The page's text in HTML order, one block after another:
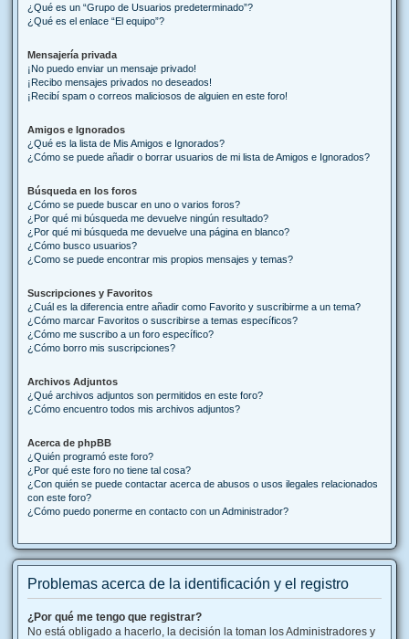
¿Qué es un “Grupo de Usuarios predeterminado”?
¿Qué es el enlace “El equipo”?
Mensajería privada
¡No puedo enviar un mensaje privado!
¡Recibo mensajes privados no deseados!
¡Recibí spam o correos maliciosos de alguien en este foro!
Amigos e Ignorados
¿Qué es la lista de Mis Amigos e Ignorados?
¿Cómo se puede añadir o borrar usuarios de mi lista de Amigos e Ignorados?
Búsqueda en los foros
¿Cómo se puede buscar en uno o varios foros?
¿Por qué mi búsqueda me devuelve ningún resultado?
¿Por qué mi búsqueda me devuelve una página en blanco?
¿Cómo busco usuarios?
¿Como se puede encontrar mis propios mensajes y temas?
Suscripciones y Favoritos
¿Cuál es la diferencia entre añadir como Favorito y suscribirme a un tema?
¿Cómo marcar Favoritos o suscribirse a temas específicos?
¿Cómo me suscribo a un foro específico?
¿Cómo borro mis suscripciones?
Archivos Adjuntos
¿Qué archivos adjuntos son permitidos en este foro?
¿Cómo encuentro todos mis archivos adjuntos?
Acerca de phpBB
¿Quién programó este foro?
¿Por qué este foro no tiene tal cosa?
¿Con quién se puede contactar acerca de abusos o usos ilegales relacionados
con este foro?
¿Cómo puedo ponerme en contacto con un Administrador?
Problemas acerca de la identificación y el registro
¿Por qué me tengo que registrar?
No está obligado a hacerlo, la decisión la toman los Administradores y